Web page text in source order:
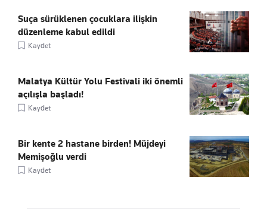
Suça sürüklenen çocuklara ilişkin
düzenleme kabul edildi
Kaydet
Malatya Kültür Yolu Festivali iki önemli
açılışla başladı!
Kaydet
Bir kente 2 hastane birden! Müjdeyi
Memişoğlu verdi
Kaydet